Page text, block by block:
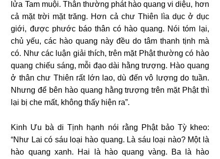
lửa Tam muội. Thân thường phát hào quang vi diệu, hơn
cả mặt trời mặt trăng. Hơn cả chư Thiên lìa dục ở dục
giới, được phước báo thân có hào quang. Nói tóm lại,
chủ yếu, các hào quang này đều do tâm thanh tịnh mà
có. Như các luận giải thích, trên mặt Phật thường có hào
quang chiếu sáng, mỗi đạo dài hằng trượng. Hào quang
ở thân chư Thiên rất lớn lao, dù đến vô lượng do tuần.
Nhưng để bên hào quang hằng trượng trên mặt Phật thì
lại bị che mất, không thấy hiện ra”.
Kinh Ưu bà di Tịnh hạnh nói rằng Phật bảo Tỳ kheo:
“Như Lai có sáu loại hào quang. Là sáu loại nào? Một là
hào quang xanh. Hai là hào quang vàng. Ba là hào